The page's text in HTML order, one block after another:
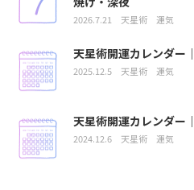
2026.7.21 天星術 運気
天星術開運カレンダー
2025.12.5 天星術 運気
天星術開運カレンダー
2024.12.6 天星術 運気